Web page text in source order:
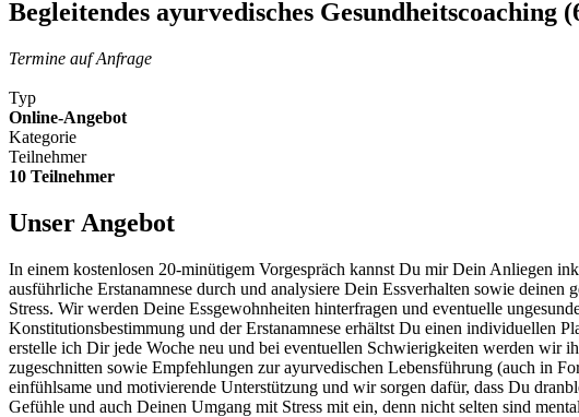
Begleitendes ayurvedisches Gesundheitscoaching
Termine auf Anfrage
Typ
Online-Angebot
Kategorie
Teilnehmer
10 Teilnehmer
Unser Angebot
In einem kostenlosen 20-minütigem Vorgespräch kannst Du mir Dein Anliegen
ausführliche Erstanamnese durch und analysiere Dein Essverhalten sowie
Stress. Wir werden Deine Essgewohnheiten hinterfragen und eventuelle
Konstitutionsbestimmung und der Erstanamnese erhältst Du einen individuellen
erstelle ich Dir jede Woche neu und bei eventuellen Schwierigkeiten werden wir
zugeschnitten sowie Empfehlungen zur ayurvedischen Lebensführung (auch in
einfühlsame und motivierende Unterstützung und wir sorgen dafür, dass Du
Gefühle und auch Deinen Umgang mit Stress mit ein, denn nicht selten sind